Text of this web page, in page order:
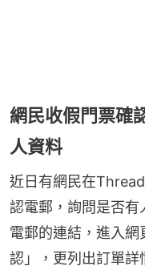
網民收假門票確
人資料
近日有網民在
認電郵，詢問是否有
電郵的連結，進入
認」，更列出訂單詳